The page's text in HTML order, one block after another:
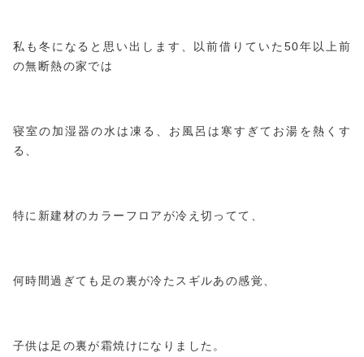
私も冬になると思い出します、以前借りていた50年以上前
の無断熱の家では
寝室の加湿器の水は凍る、お風呂は寒すぎてお湯を熱くす
る、
特に新建材のカラーフロアが冷え切ってて、
何時間過ぎても足の裏が冷たスギルあの感覚、
子供は足の裏が霜焼けになりました。